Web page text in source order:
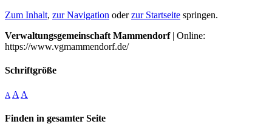
Zum Inhalt, zur Navigation oderzur Startseite springen.
Verwaltungsgemeinschaft Mammendorf| Online:
https://www.vgmammendorf.de/
Schriftgröße
A A A
Finden in gesamter Seite